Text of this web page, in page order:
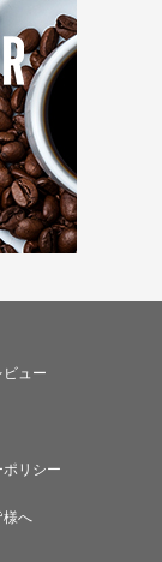
ュー
リシー
様へ